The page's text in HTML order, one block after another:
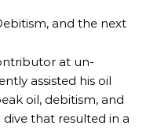
and the next
at un-
assisted his oil
oil, debitism, and
that resulted in a